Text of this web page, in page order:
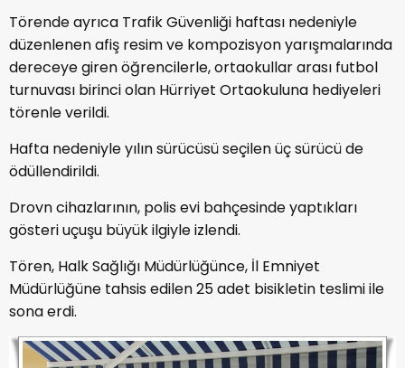
Törende ayrıca Trafik Güvenliği haftası nedeniyle
düzenlenen afiş resim ve kompozisyon yarışmalarında
dereceye giren öğrencilerle, ortaokullar arası futbol
turnuvası birinci olan Hürriyet Ortaokuluna hediyeleri
törenle verildi.
Hafta nedeniyle yılın sürücüsü seçilen üç sürücü de
ödüllendirildi.
Drovn cihazlarının, polis evi bahçesinde yaptıkları
gösteri uçuşu büyük ilgiyle izlendi.
Tören, Halk Sağlığı Müdürlüğünce, İl Emniyet
Müdürlüğüne tahsis edilen 25 adet bisikletin teslimi ile
sona erdi.